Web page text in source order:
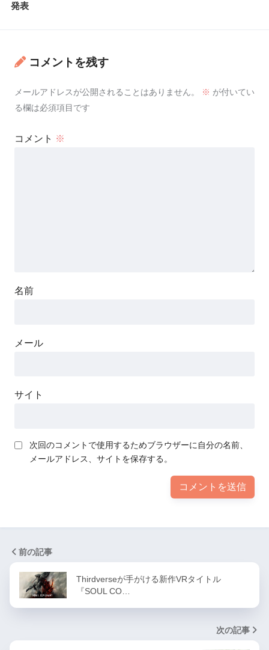
発表
コメントを残す
メールアドレスが公開されることはありません。 ※ が付いてい
る欄は必須項目です
コメント ※
名前
メール
サイト
次回のコメントで使用するためブラウザーに自分の名前、
メールアドレス、サイトを保存する。
前の記事
Thirdverseが手がける新作VRタイトル
『SOUL CO…
次の記事